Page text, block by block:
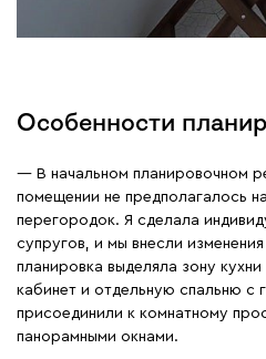
Особенности
— В начальном планировочном
помещении не предполагалось
перегородок. Я сделала
супругов, и мы внесли
планировка выделяла зону
кабинет и отдельную спальню с
присоединили к комнатному
панорамными окнами.